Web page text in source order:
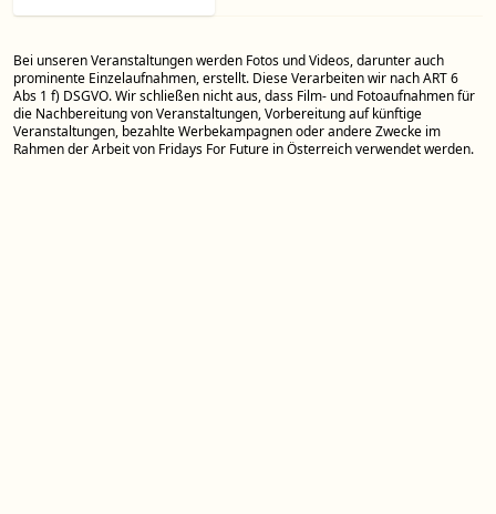
Bei unseren Veranstaltungen werden Fotos und Videos, darunter auch
prominente Einzelaufnahmen, erstellt. Diese Verarbeiten wir nach ART 6
Abs 1 f) DSGVO. Wir schließen nicht aus, dass Film- und Fotoaufnahmen für
die Nachbereitung von Veranstaltungen, Vorbereitung auf künftige
Veranstaltungen, bezahlte Werbekampagnen oder andere Zwecke im
Rahmen der Arbeit von Fridays For Future in Österreich verwendet werden.